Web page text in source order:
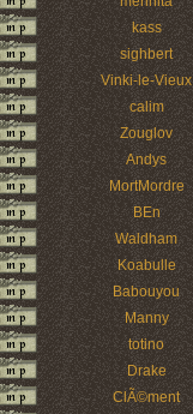
kass
sighbert
Vinki-le-Vieux
calim
Zouglov
Andys
MortMordre
BEn
Waldham
Koabulle
Babouyou
Manny
totino
Drake
ClÃ©ment